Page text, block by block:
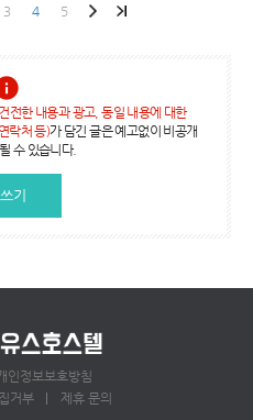
3 4 5
전한 내용과 광고, 동일 내용에 대한
락처 등)가 담긴 글은 예고없이 비공개
수 있습니다.
기
인정보보호방침
거부
제휴 문의